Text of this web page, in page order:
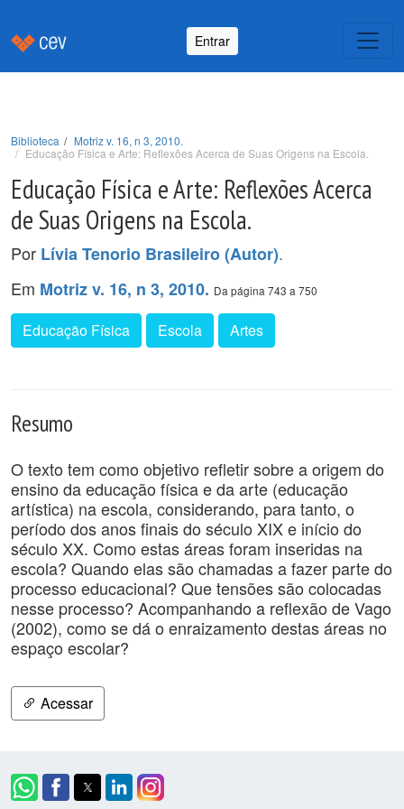
Entrar
Biblioteca
Motriz v. 16, n 3, 2010.
Educação Física e Arte: Reflexões Acerca de Suas Origens na Escola.
Educação Física e Arte: Reflexões Acerca
de Suas Origens na Escola.
Por Lívia Tenorio Brasileiro (Autor).
Em Motriz v. 16, n 3, 2010. Da página 743 a 750
Educação Física Escola Artes
Resumo
O texto tem como objetivo refletir sobre a origem do
ensino da educação física e da arte (educação
artística) na escola, considerando, para tanto, o
período dos anos finais do século XIX e início do
século XX. Como estas áreas foram inseridas na
escola? Quando elas são chamadas a fazer parte do
processo educacional? Que tensões são colocadas
nesse processo? Acompanhando a reflexão de Vago
(2002), como se dá o enraizamento destas áreas no
espaço escolar?
Acessar